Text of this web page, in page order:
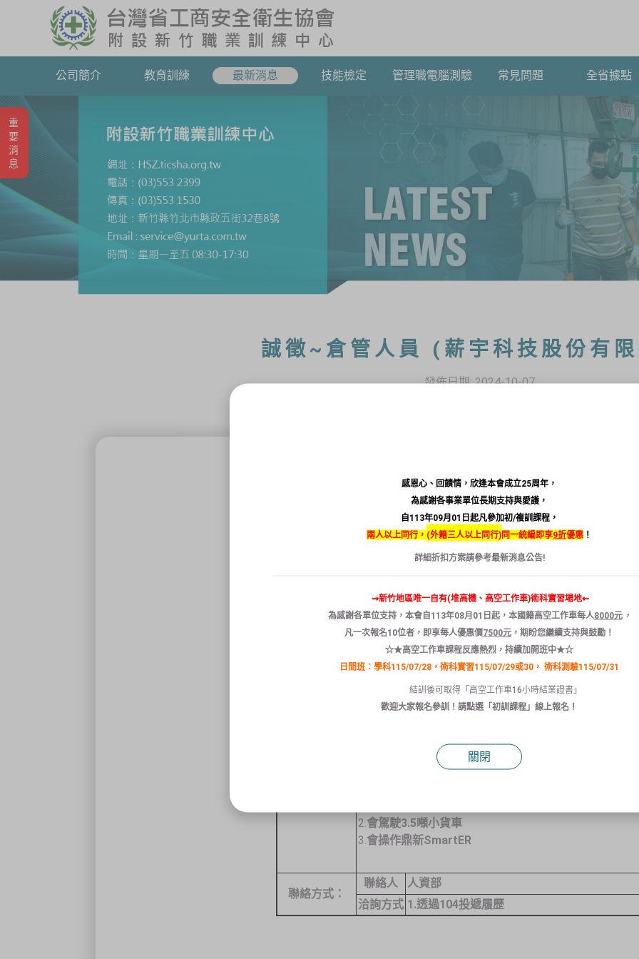
公司簡介 教育訓練 最新消息 技能檢定 管理職電腦測驗 常見問題 全省據點
重要消息
誠徵~倉管人員 (薪宇科技股份有
發佈日期:2024-10-07
倉管專員
薪宇科技股份有限公司
新竹縣竹北市環北路一段269巷100號
日班，08:00~17:00
（休息時間10:00-10:15、12:15-13:15、15:15-15:30
堆高機操作技術士
1. 原物料／成品進出貨作業
協助每月倉管盤點作業
備材發料及材料退料入庫作業
(10-15公斤不等的石英產品
2.會駕駛3.5噸小貨車
3.會操作鼎新SmartER
聯絡方式：
聯絡人
人資部
洽詢方式 1.透過104投遞履歷
感恩心、回饋情，欣逢本會成立25周年，
為感謝各事業單位長期支持與愛護，
自113年09月01日起凡參加初/複訓課程，
兩人以上同行， (外籍三人以上同行)同一統編即享9折優惠 ！
詳細折扣方案請參考最新消息公告!
⇝新竹地區唯一自有(堆高機、高空工作車)術科實習場地⇜
為感謝各單位支持，本會自113年08月 01 日 起，本國籍高空工作車每人8000元，
凡一次報名10位者 ， 即享每人優惠價7500元 ， 期盼您繼續支持與鼓勵！
☆★高空工作車課程反應熱烈，持續加開班中★☆
日間班：學科115/07/28，術科實習115/07/29或30， 術科測驗115/07/31
結訓後可取得「高空工作車16小時結業證書」
歡迎大家報名參訓！請點選「初訓課程 」線上報名！
關閉